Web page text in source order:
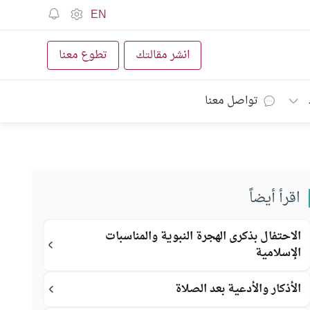
EN
انشر مقالتك تطوع معنا
تواصل معنا
اقرأ أيضاً
الاحتفال بذكرى الهجرة النبوية والمناسبات
الإسلامية
الأذكار والأدعية بعد الصلاة